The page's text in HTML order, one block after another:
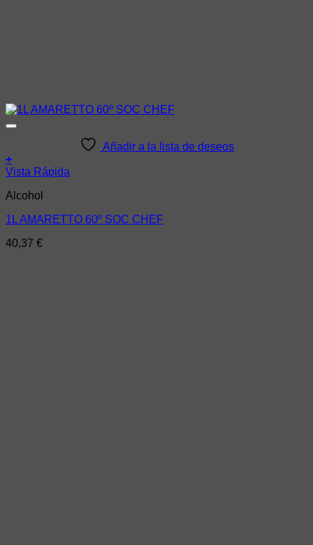
Añadir a la lista de deseos
+
Vista Rápida
Alcohol
1L AMARETTO 60º SOC CHEF
40,37 €